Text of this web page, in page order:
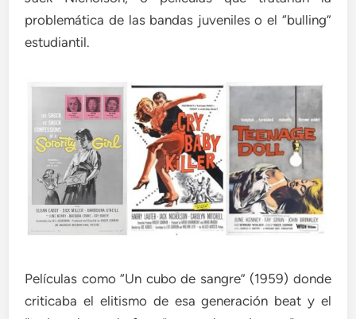
problemática de las bandas juveniles o el “bulling”
estudiantil.
Películas como “Un cubo de sangre” (1959) donde
criticaba el elitismo de esa generación beat y el